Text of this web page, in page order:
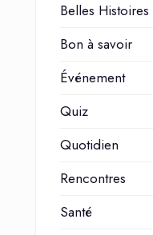
Belles Histoires
Bon à savoir
Événement
Quiz
Quotidien
Rencontres
Santé